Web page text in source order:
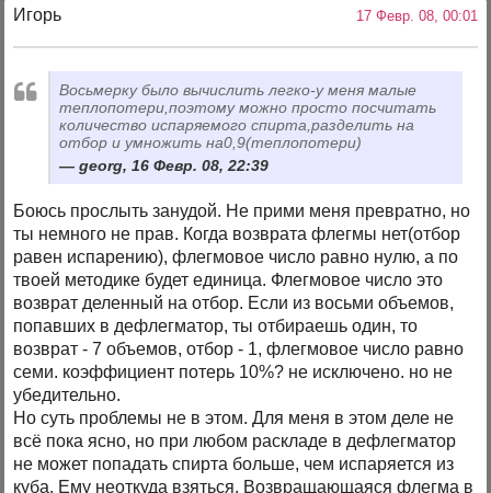
Игорь 17 Февр. 08, 00:01
Восьмерку было вычислить легко-у меня малые
теплопотери,поэтому можно просто посчитать
количество испаряемого спирта,разделить на
отбор и умножить на0,9(теплопотери)
georg, 16 Февр. 08, 22:39
Боюсь прослыть занудой. Не прими меня превратно, но
ты немного не прав. Когда возврата флегмы нет(отбор
равен испарению), флегмовое число равно нулю, а по
твоей методике будет единица. Флегмовое число это
возврат деленный на отбор. Если из восьми объемов,
попавших в дефлегматор, ты отбираешь один, то
возврат - 7 объемов, отбор - 1, флегмовое число равно
семи. коэффициент потерь 10%? не исключено. но не
убедительно.
Но суть проблемы не в этом. Для меня в этом деле не
всё пока ясно, но при любом раскладе в дефлегматор
не может попадать спирта больше, чем испаряется из
куба. Ему неоткуда взяться. Возвращающаяся флегма в